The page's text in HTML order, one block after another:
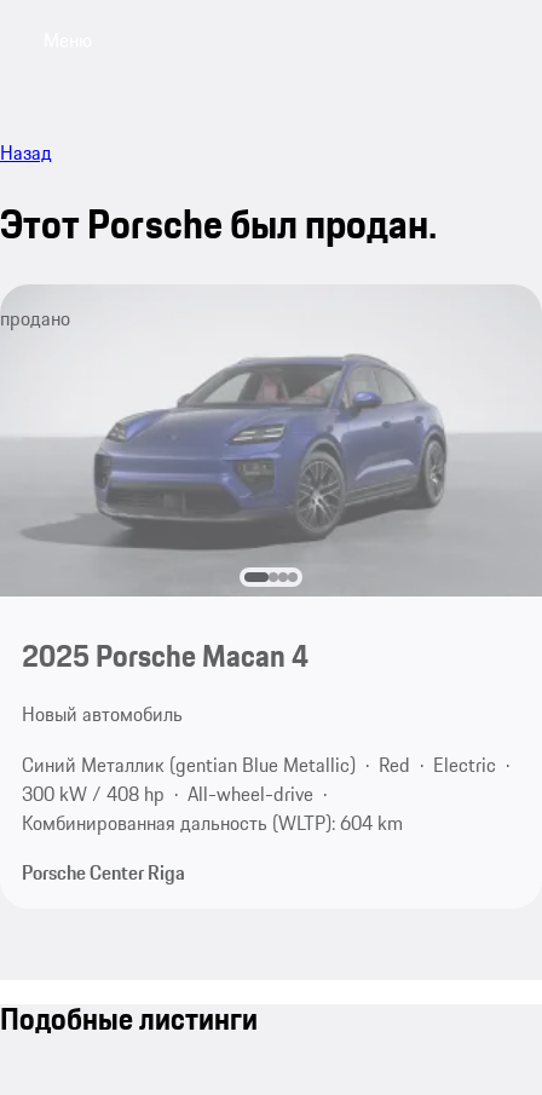
Назад
Этот Porsche был продан.
продано
2025 Porsche Macan 4
Новый автомобиль
Синий Металлик (gentian Blue Metallic)
Red
Electric
300 kW / 408 hp
All-wheel-drive
Комбинированная дальность (WLTP): 604 km
Porsche Center Riga
Подобные листинги